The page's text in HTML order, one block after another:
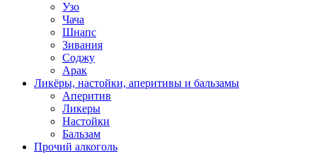
Узо
Чача
Шнапс
Зивания
Соджу
Арак
Ликёры, настойки, аперитивы и бальзамы
Аперитив
Ликеры
Настойки
Бальзам
Прочий алкоголь